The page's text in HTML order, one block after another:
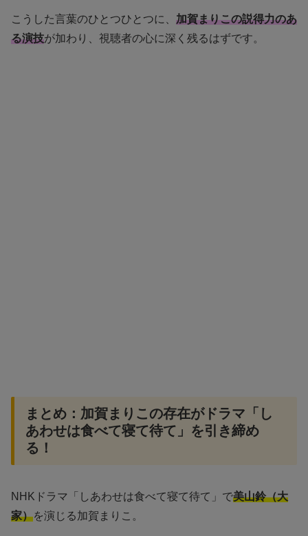
こうした言葉のひとつひとつに、 加賀まりこの説得力のあ
る演技が加わり、視聴者の心に深く残るはずです。
まとめ：加賀まりこの存在がドラマ「し
あわせは食べて寝て待て」を引き締め
る！
NHKドラマ「しあわせは食べて寝て待て」で美山鈴（大
家）を演じる加賀まりこ。